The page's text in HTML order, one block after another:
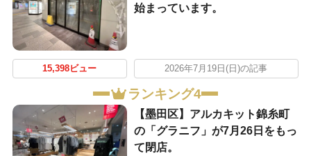
始まっています。
15,398ビュー 2026年7月19日(日)の記事
ランキング4
【墨田区】アルカキット錦糸町
の「グラニフ」が7月26日をもっ
て閉店。